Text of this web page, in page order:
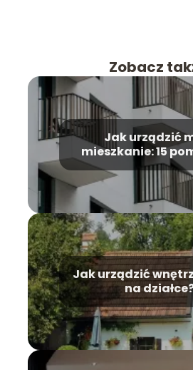
Zobacz
Jak urządzić
mieszkanie: 15
wskazówek
Jak urządzić
na